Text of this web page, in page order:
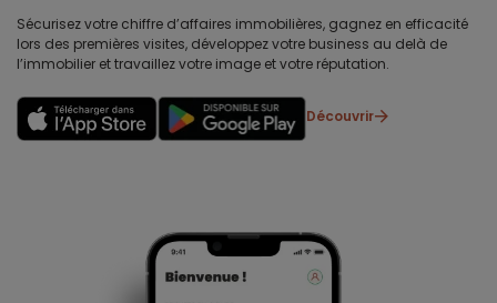
Sécurisez votre chiffre d’affaires immobilières, gagnez en efficacité
lors des premières visites, développez votre business au delà de
l’immobilier et travaillez votre image et votre réputation.
Découvrir